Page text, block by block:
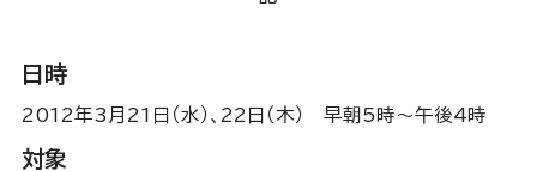
日時
2012年3月21日（水）、22日（木） 早朝5時～午後4時
対象